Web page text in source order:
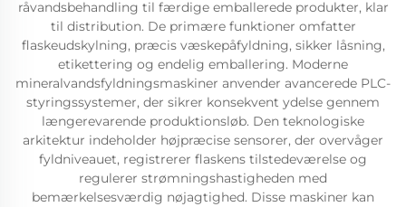
råvandsbehandling til færdige emballerede produkter, klar
til distribution. De primære funktioner omfatter
flaskeudskylning, præcis væskepåfyldning, sikker låsning,
etikettering og endelig emballering. Moderne
mineralvandsfyldningsmaskiner anvender avancerede PLC-
styringssystemer, der sikrer konsekvent ydelse gennem
længerevarende produktionsløb. Den teknologiske
arkitektur indeholder højpræcise sensorer, der overvåger
fyldniveauet, registrerer flaskens tilstedeværelse og
regulerer strømningshastigheden med
bemærkelsesværdig nøjagtighed. Disse maskiner kan